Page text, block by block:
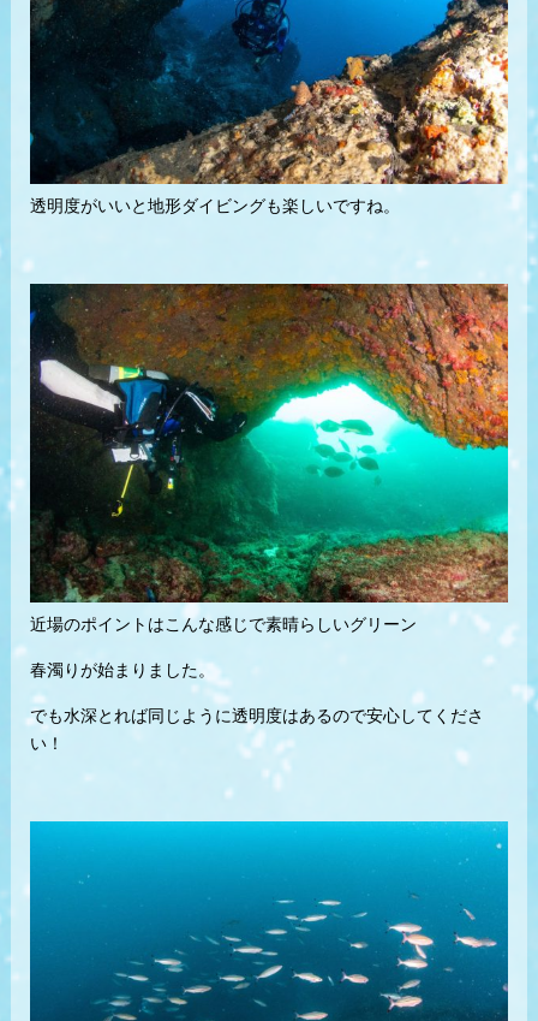
透明度がいいと地形ダイビングも楽しいですね。
近場のポイントはこんな感じで素晴らしいグリーン
春濁りが始まりました。
でも水深とれば同じように透明度はあるので安心してくださ
い！